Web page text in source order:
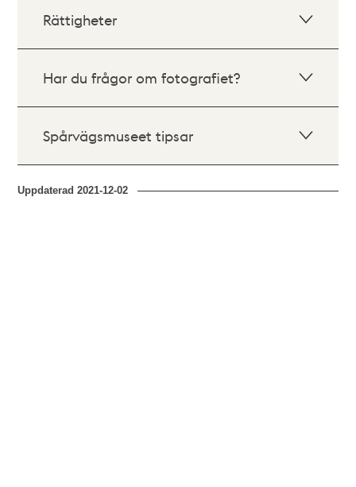
Rättigheter
Har du frågor om fotografiet?
Spårvägsmuseet tipsar
Uppdaterad2021-12-02